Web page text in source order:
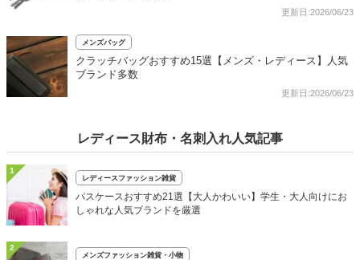
更新日:2026/06/23
メンズバッグ
クラッチバッグおすすめ15選【メンズ・レディース】人気
ブランド多数
更新日:2026/06/23
レディース財布・名刺入れ人気記事
1
レディースファッション雑貨
パスケースおすすめ21選【大人かわいい】学生・大人向けにお
しゃれな人気ブランドを厳選
2
メンズファッション雑貨・小物